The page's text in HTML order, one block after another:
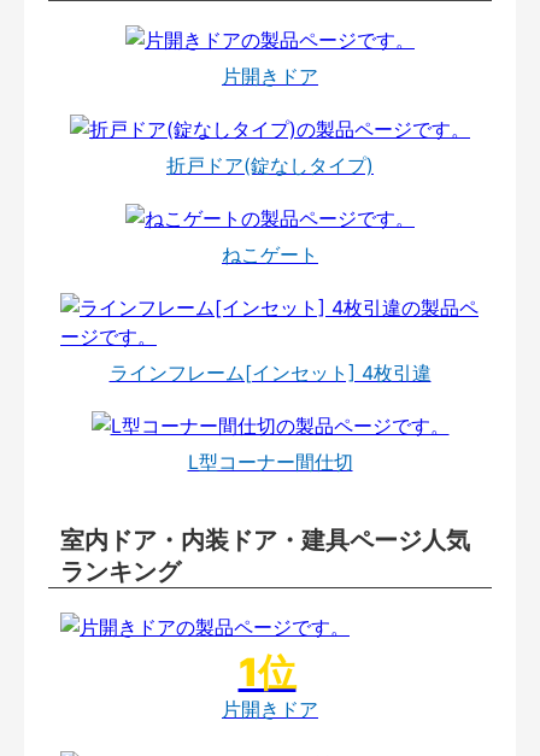
片開きドア
折戸ドア(錠なしタイプ)
ねこゲート
ラインフレーム[インセット] 4枚引違
L型コーナー間仕切
室内ドア・内装ドア・建具ページ人気
ランキング
片開きドア